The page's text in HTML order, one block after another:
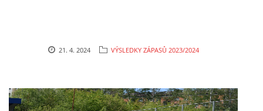
21. 4. 2024 VÝSLEDKY ZÁPASŮ 2023/2024